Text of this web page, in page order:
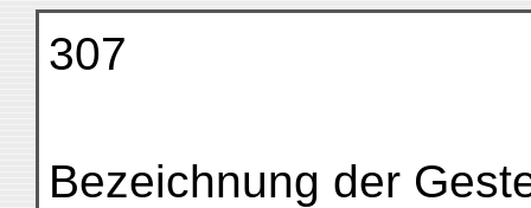
307
Bezeichnung der